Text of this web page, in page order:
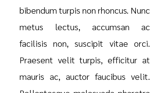
bibendum turpis non rhoncus. Nunc
metus lectus, accumsan ac
facilisis non, suscipit vitae orci.
Praesent velit turpis, efficitur at
mauris ac, auctor faucibus velit.